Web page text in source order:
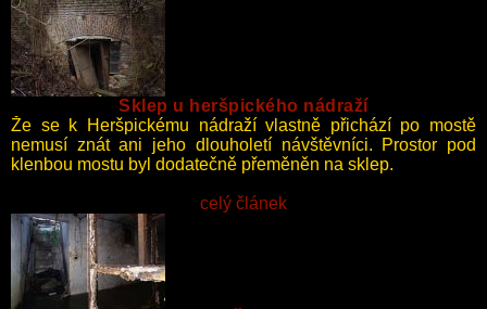
Sklep u heršpického nádraží
Že se k Heršpickému nádraží vlastně přichází po mostě
nemusí znát ani jeho dlouholetí návštěvníci. Prostor pod
klenbou mostu byl dodatečně přeměněn na sklep.
celý článek